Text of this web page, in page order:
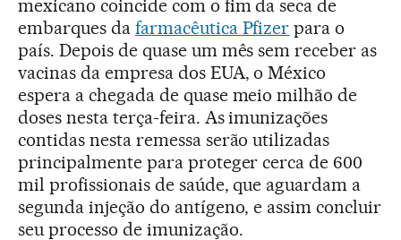
mexicano coincide com o fim da seca de
embarques da farmacêutica Pfizer para o
país. Depois de quase um mês sem receber as
vacinas da empresa dos EUA, o México
espera a chegada de quase meio milhão de
doses nesta terça-feira. As imunizações
contidas nesta remessa serão utilizadas
principalmente para proteger cerca de 600
mil profissionais de saúde, que aguardam a
segunda injeção do antígeno, e assim concluir
seu processo de imunização.